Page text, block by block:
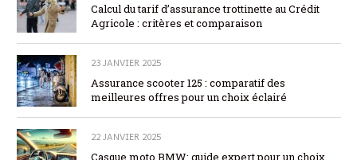
Calcul du tarif d’assurance trottinette au Crédit
Agricole : critères et comparaison
23 JANVIER 2025
Assurance scooter 125 : comparatif des
meilleures offres pour un choix éclairé
22 JANVIER 2025
Casque moto BMW: guide expert pour un choix